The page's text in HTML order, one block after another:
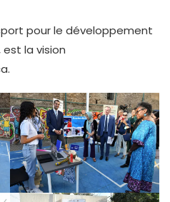
pour le développement
est la vision